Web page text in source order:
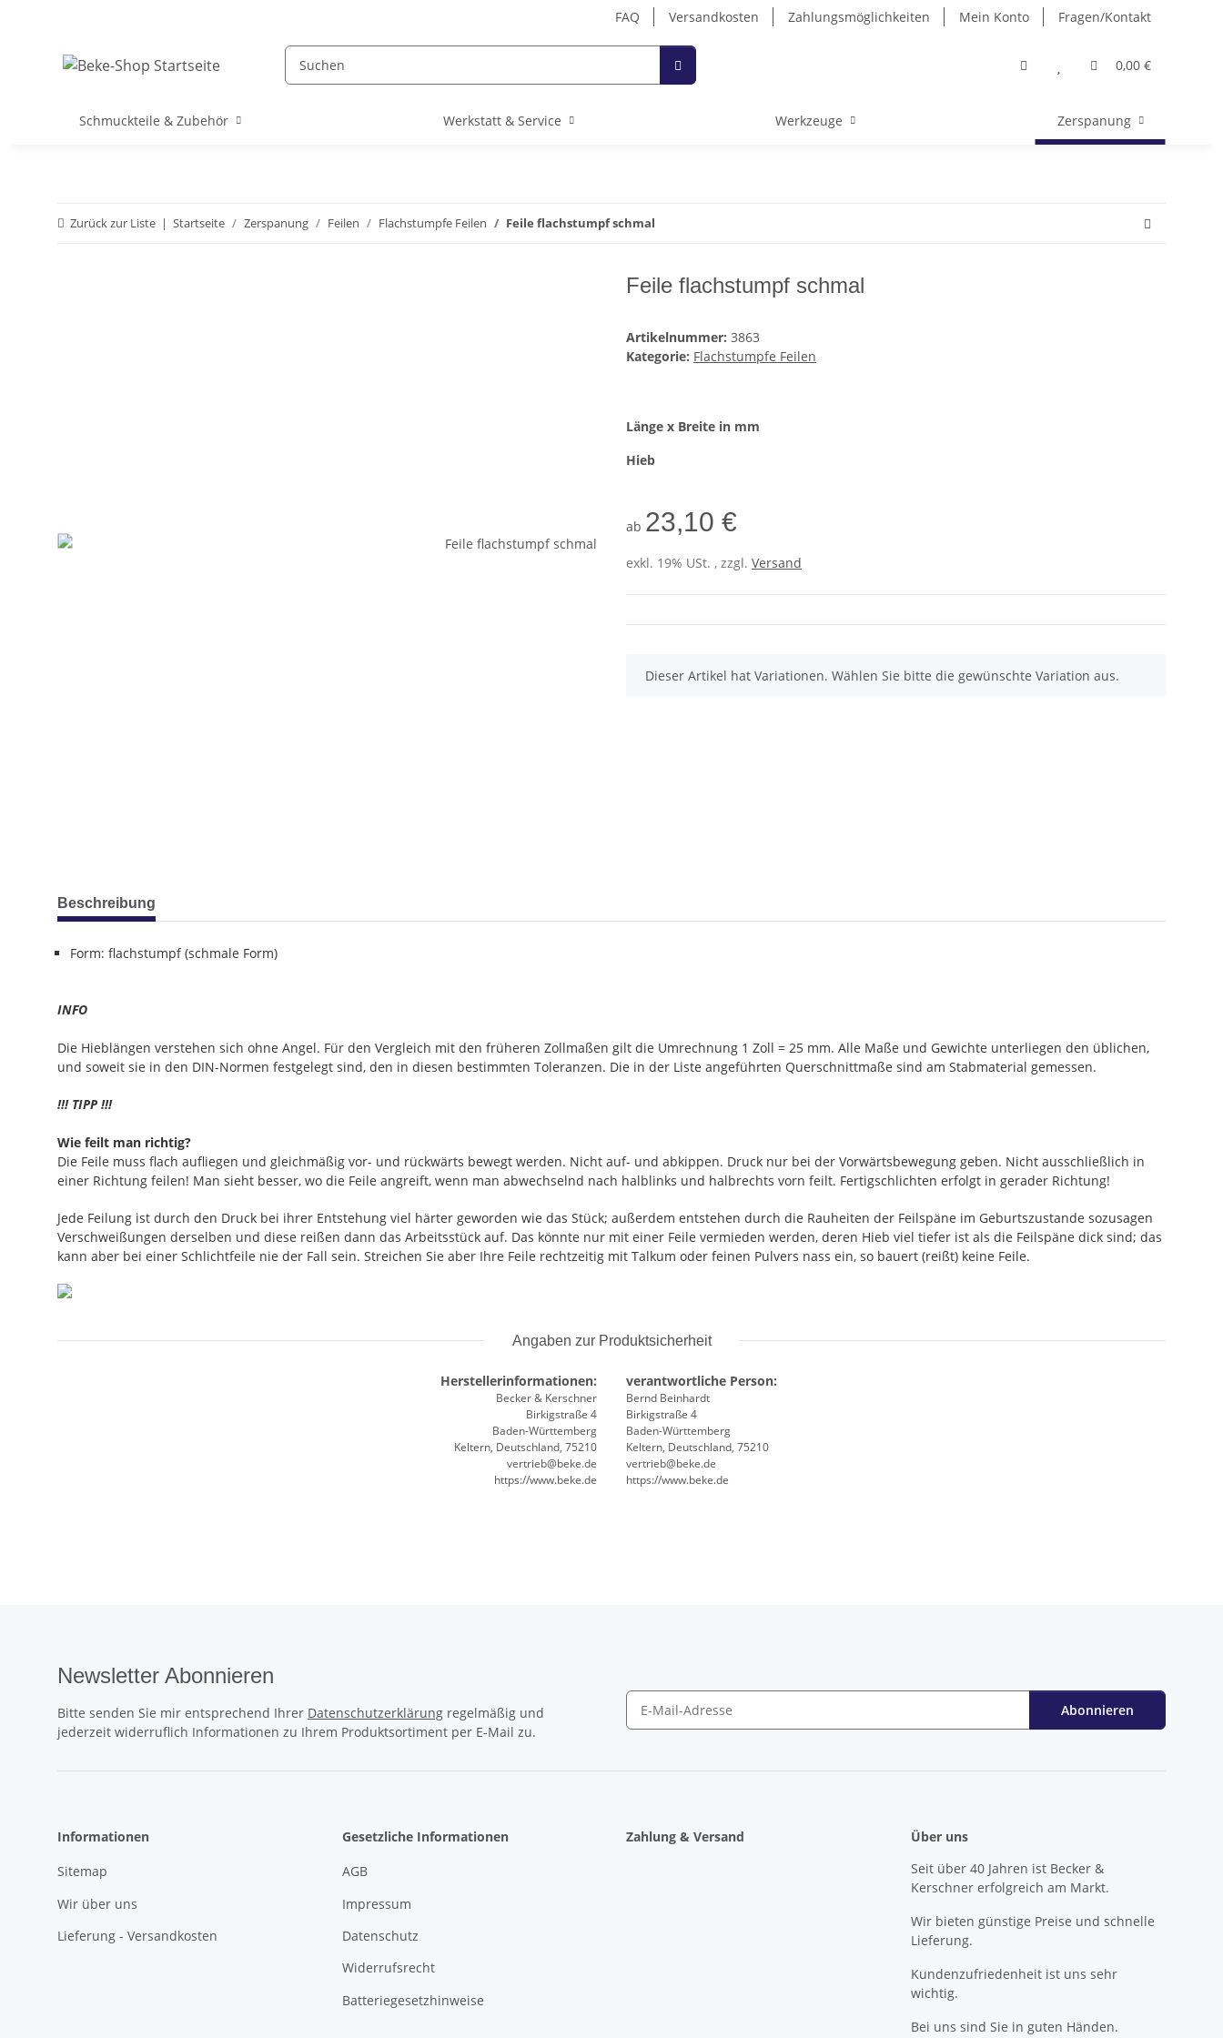
FAQ Versandkosten Zahlungsmöglichkeiten Mein Konto Fragen/Kontakt
0,00 €
Schmuckteile & Zubehör Werkstatt & Service Werkzeuge Zerspanung
Zurück zur Liste Startseite Zerspanung Feilen Flachstumpfe Feilen Feile flachstumpf schmal
Feile flachstumpf schmal
Artikelnummer: 3863
Kategorie: Flachstumpfe Feilen
Länge x Breite in mm
Hieb
ab 23,10 €
exkl. 19% USt. , zzgl. Versand
x
Dieser Artikel hat Variationen. Wählen Sie bitte die gewünschte Variation aus.
weitere Registerkarten anzeigen
Beschreibung
Form: flachstumpf (schmale Form)
INFO
Die Hieblängen verstehen sich ohne Angel. Für den Vergleich mit den früheren Zollmaßen gilt die Umrechnung 1 Zoll = 25 mm. Alle Maße und Gewichte unterliegen den üblichen,
und soweit sie in den DIN-Normen festgelegt sind, den in diesen bestimmten Toleranzen. Die in der Liste angeführten Querschnittmaße sind am Stabmaterial gemessen.
!!! TIPP !!!
Wie feilt man richtig?
Die Feile muss flach aufliegen und gleichmäßig vor- und rückwärts bewegt werden. Nicht auf- und abkippen. Druck nur bei der Vorwärtsbewegung geben. Nicht ausschließlich in
einer Richtung feilen! Man sieht besser, wo die Feile angreift, wenn man abwechselnd nach halblinks und halbrechts vorn feilt. Fertigschlichten erfolgt in gerader Richtung!
Jede Feilung ist durch den Druck bei ihrer Entstehung viel härter geworden wie das Stück; außerdem entstehen durch die Rauheiten der Feilspäne im Geburtszustande sozusagen
Verschweißungen derselben und diese reißen dann das Arbeitsstück auf. Das könnte nur mit einer Feile vermieden werden, deren Hieb viel tiefer ist als die Feilspäne dick sind; das
kann aber bei einer Schlichtfeile nie der Fall sein. Streichen Sie aber Ihre Feile rechtzeitig mit Talkum oder feinen Pulvers nass ein, so bauert (reißt) keine Feile.
Angaben zur Produktsicherheit
Herstellerinformationen:
Becker & Kerschner
Birkigstraße 4
Baden-Württemberg
Keltern, Deutschland, 75210
vertrieb@beke.de
https://www.beke.de
verantwortliche Person:
Bernd Beinhardt
Birkigstraße 4
Baden-Württemberg
Keltern, Deutschland, 75210
vertrieb@beke.de
https://www.beke.de
Newsletter Abonnieren
Bitte senden Sie mir entsprechend Ihrer Datenschutzerklärung regelmäßig und
jederzeit widerruflich Informationen zu Ihrem Produktsortiment per E-Mail zu.
Abonnieren
Informationen
Sitemap
Wir über uns
Lieferung - Versandkosten
Gesetzliche Informationen
AGB
Impressum
Datenschutz
Widerrufsrecht
Batteriegesetzhinweise
Zahlung & Versand
Über uns
Seit über 40 Jahren ist Becker &
Kerschner erfolgreich am Markt.
Wir bieten günstige Preise und schnelle
Lieferung.
Kundenzufriedenheit ist uns sehr
wichtig.
Bei uns sind Sie in guten Händen.